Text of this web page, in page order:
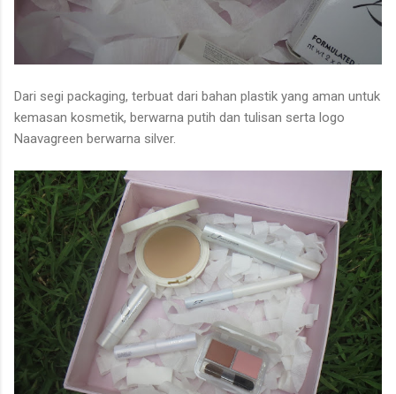
Dari segi packaging, terbuat dari bahan plastik yang aman untuk
kemasan kosmetik, berwarna putih dan tulisan serta logo
Naavagreen berwarna silver.